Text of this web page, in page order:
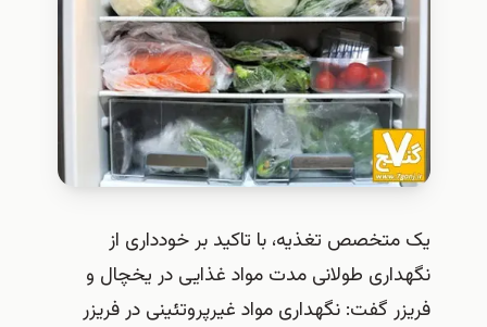
یک متخصص تغذیه، با تاکید بر خودداری از
نگهداری طولانی مدت مواد غذایی در یخچال و
فریزر گفت: نگهداری مواد غیرپروتئینی در فریزر